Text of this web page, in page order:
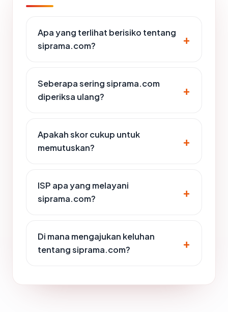
Apa yang terlihat berisiko tentang
siprama.com?
Seberapa sering siprama.com
diperiksa ulang?
Apakah skor cukup untuk
memutuskan?
ISP apa yang melayani
siprama.com?
Di mana mengajukan keluhan
tentang siprama.com?